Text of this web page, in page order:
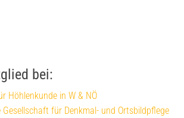
bei:
Höhlenkunde in W & NÖ
Gesellschaft für Denkmal- und Ortsbildpflege